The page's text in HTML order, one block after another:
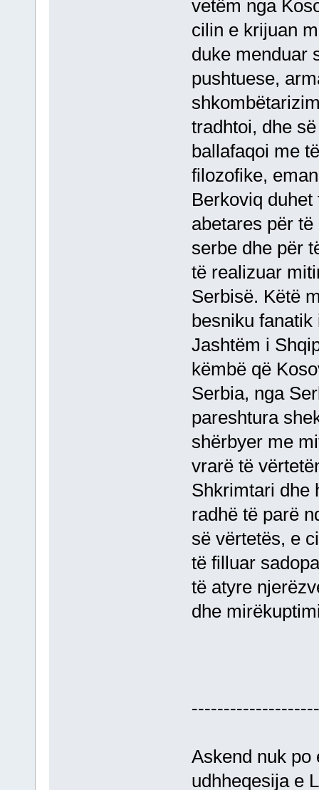
vetëm nga
cilin e krijuan
duke menduar
pushtuese,
tradhtoi, dhe
ballafaqoi me
filozofike,
Berkoviq
abetares për
serbe dhe për
të realizuar
Serbisë. Këtë
besniku
Jashtëm i
këmbë që
Serbia, nga
pareshtura
shërbyer me
vrarë të
Shkrimtari dhe
radhë të parë
së vërtetës, e
të filluar
të atyre
dhe
Askend nuk po
udhheqesija e